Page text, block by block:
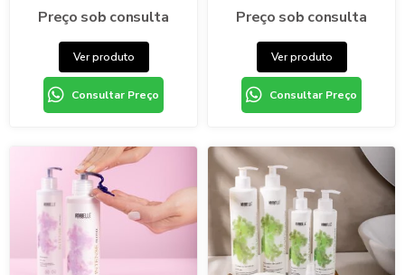
Preço sob consulta
Ver produto
Consultar Preço
Preço sob consulta
Ver produto
Consultar Preço